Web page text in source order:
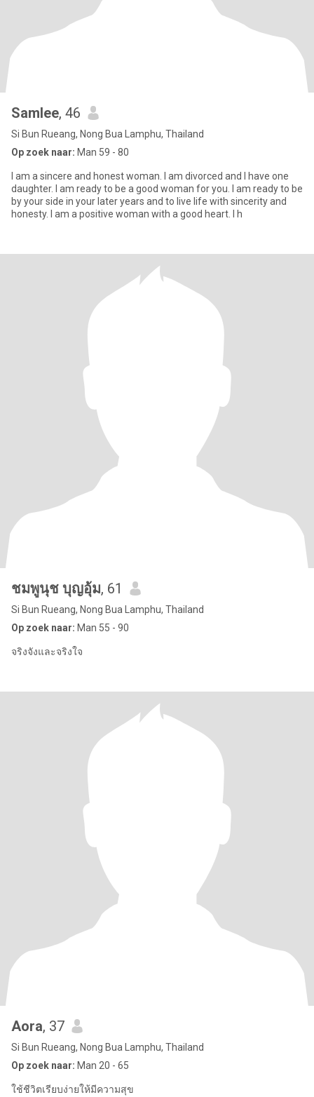
Samlee, 46
Si Bun Rueang, Nong Bua Lamphu, Thailand
Op zoek naar: Man 59 - 80
I am a sincere and honest woman. I am divorced and I have one
daughter. I am ready to be a good woman for you. I am ready to be
by your side in your later years and to live life with sincerity and
honesty. I am a positive woman with a good heart. I h
ชมพูนุช บุญอุ้ม, 61
Si Bun Rueang, Nong Bua Lamphu, Thailand
Op zoek naar: Man 55 - 90
จริงจังและจริงใจ
Aora, 37
Si Bun Rueang, Nong Bua Lamphu, Thailand
Op zoek naar: Man 20 - 65
ใช้ชีวิตเรียบง่ายให้มีความสุข